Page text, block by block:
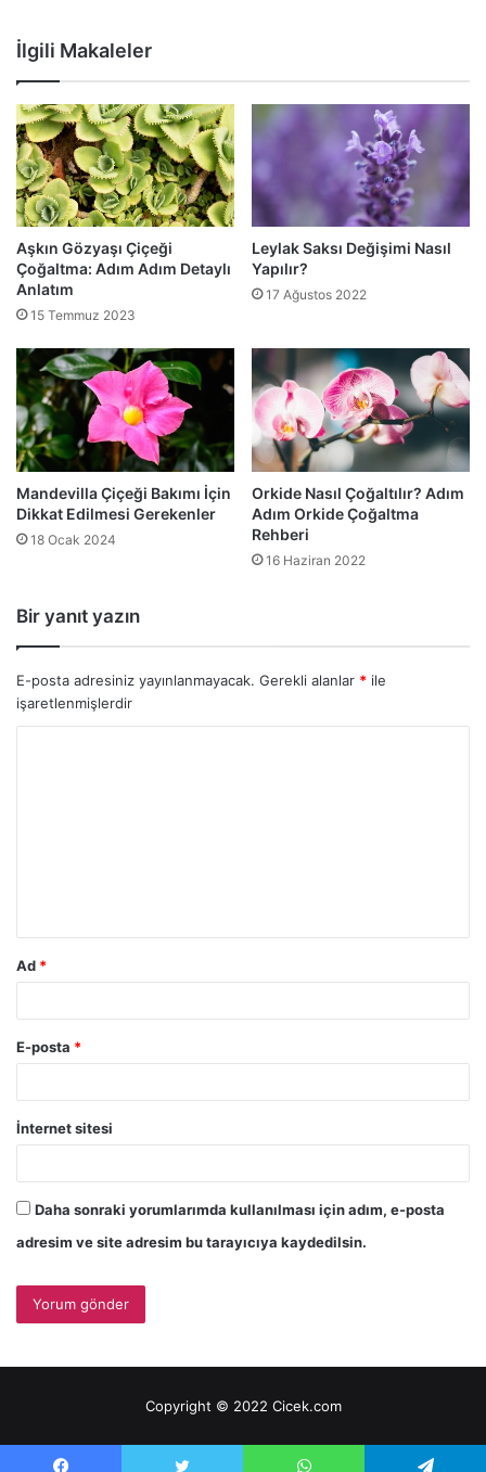
İlgili Makaleler
Aşkın Gözyaşı Çiçeği
Çoğaltma: Adım Adım Detaylı
Anlatım
15 Temmuz 2023
Leylak Saksı Değişimi Nasıl
Yapılır?
17 Ağustos 2022
Mandevilla Çiçeği Bakımı İçin
Dikkat Edilmesi Gerekenler
18 Ocak 2024
Orkide Nasıl Çoğaltılır? Adım
Adım Orkide Çoğaltma
Rehberi
16 Haziran 2022
Bir yanıt yazın
E-posta adresiniz yayınlanmayacak. Gerekli alanlar * ile
işaretlenmişlerdir
Ad *
E-posta *
İnternet sitesi
Daha sonraki yorumlarımda kullanılması için adım, e-posta
adresim ve site adresim bu tarayıcıya kaydedilsin.
Copyright © 2022 Cicek.com